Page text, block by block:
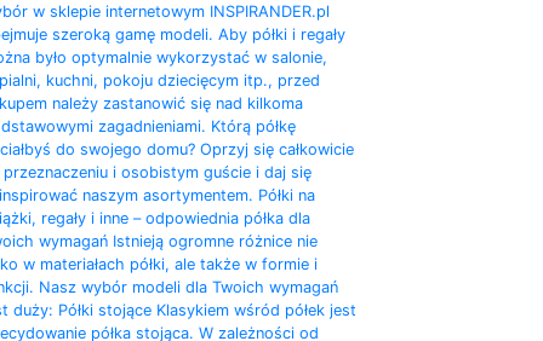
w sklepie internetowym INSPIRANDER.pl
szeroką gamę modeli. Aby półki i regały
było optymalnie wykorzystać w salonie,
kuchni, pokoju dziecięcym itp., przed
należy zastanowić się nad kilkoma
zagadnieniami. Którą półkę
do swojego domu? Oprzyj się całkowicie
przeznaczeniu i osobistym guście i daj się
naszym asortymentem. Półki na
regały i inne – odpowiednia półka dla
wymagań Istnieją ogromne różnice nie
w materiałach półki, ale także w formie i
Nasz wybór modeli dla Twoich wymagań
duży: Półki stojące Klasykiem wśród półek jest
półka stojąca. W zależności od